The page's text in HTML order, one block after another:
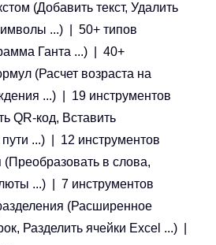
(Добавить текст, Удалить
...) | 50+ типов
Ганта ...) | 40+
(Расчет возраста на
...) | 19 инструментов
QR-код, Вставить
...) | 12 инструментов
(Преобразовать в слова,
...) | 7 инструментов
(Расширенное
Разделить ячейки Excel ...) |